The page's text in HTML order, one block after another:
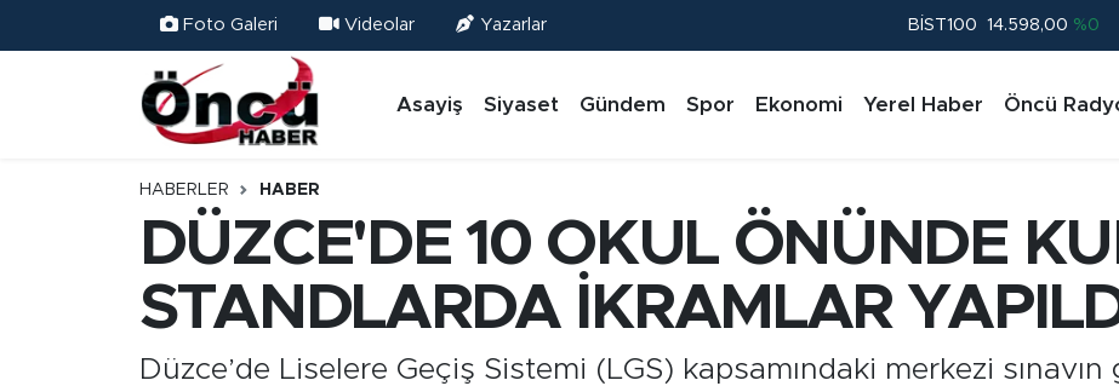
Foto Galeri Videolar Yazarlar BITCOIN 79.591,74 %-1.82
EURO 53,38690 %0.19
BİST100 14.598,00 %0
Asayiş Siyaset Gündem Spor Ekonomi Yerel Haber Öncü
HABERLER HABER
DÜZCE'DE 10 OKUL ÖNÜNDE
STANDLARDA İKRAMLAR
Düzce’de Liselere Geçiş Sistemi (LGS) kapsamındaki merkezi
Sağlık & Çevre
Düzce Nöbetçi Eczaneler
Düzce Hava Durumu
Düzce Namaz Vakitleri